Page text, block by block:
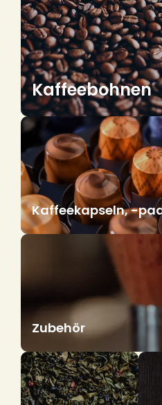
Kaffeebohnen
Kaffeekapseln, -
Zubehör